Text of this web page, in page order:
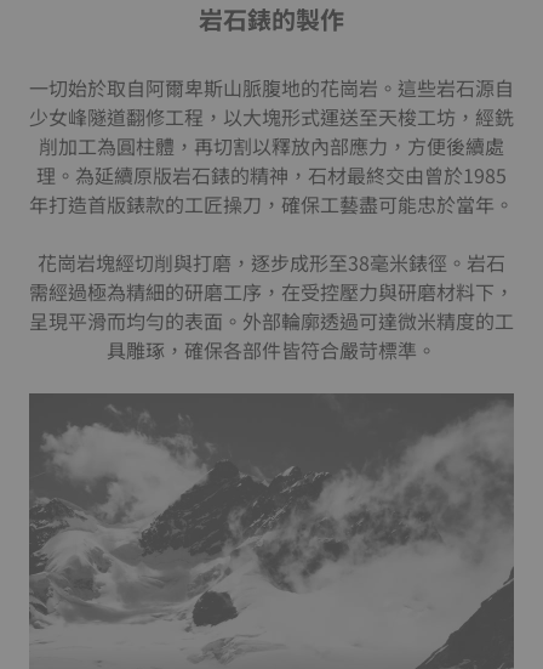
岩石錶的製作
一切始於取自阿爾卑斯山脈腹地的花崗岩。這些岩石源自
少女峰隧道翻修工程，以大塊形式運送至天梭工坊，經銑
削加工為圓柱體，再切割以釋放內部應力，方便後續處
理。為延續原版岩石錶的精神，石材最終交由曾於1985
年打造首版錶款的工匠操刀，確保工藝盡可能忠於當年。
花崗岩塊經切削與打磨，逐步成形至38毫米錶徑。岩石
需經過極為精細的研磨工序，在受控壓力與研磨材料下，
呈現平滑而均勻的表面。外部輪廓透過可達微米精度的工
具雕琢，確保各部件皆符合嚴苛標準。